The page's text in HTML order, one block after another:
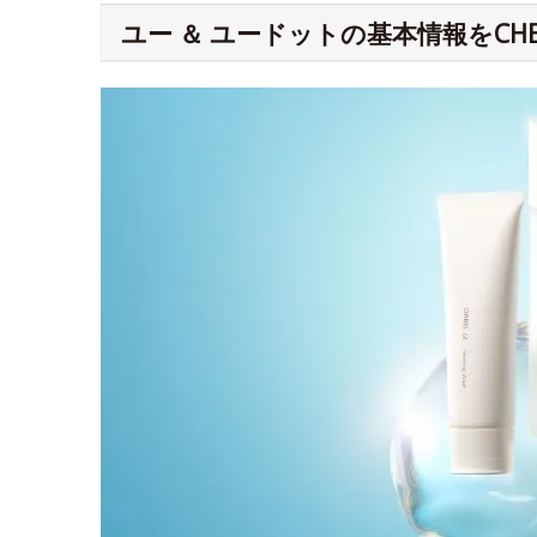
ユー ＆ ユードットの基本情報を